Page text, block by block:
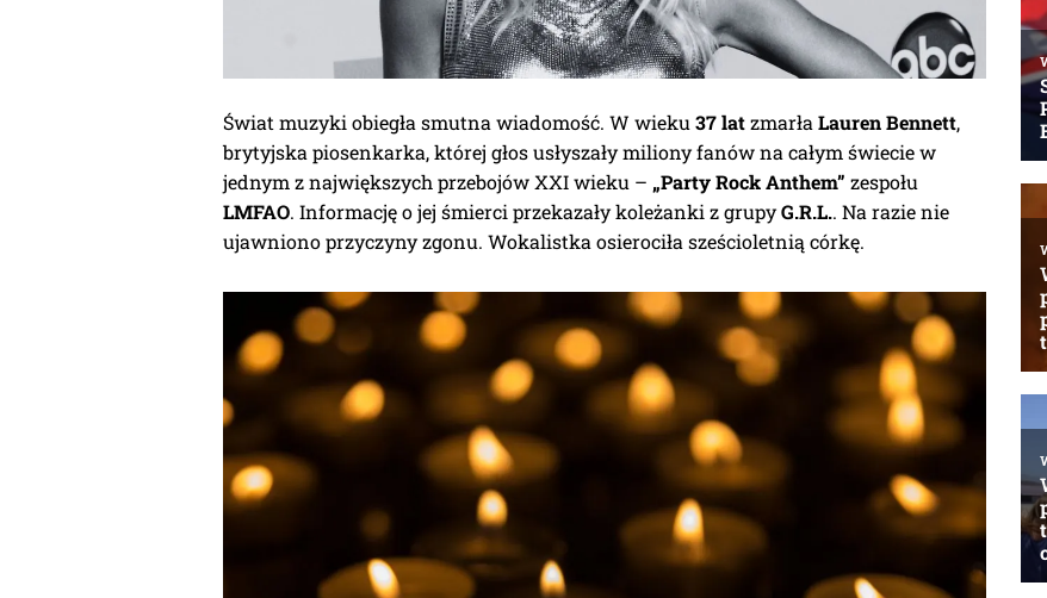
Świat muzyki obiegła smutna wiadomość. W wieku37 latzmarłaLauren Bennett,
brytyjska piosenkarka, której głos usłyszały miliony fanów na całym świecie w
jednym z największych przebojów XXI wieku – „Party Rock Anthem” zespołu
LMFAO. Informację o jej śmierci przekazały koleżanki z grupyG.R.L.. Na razie nie
ujawniono przyczyny zgonu. Wokalistka osierociła sześcioletnią córkę.